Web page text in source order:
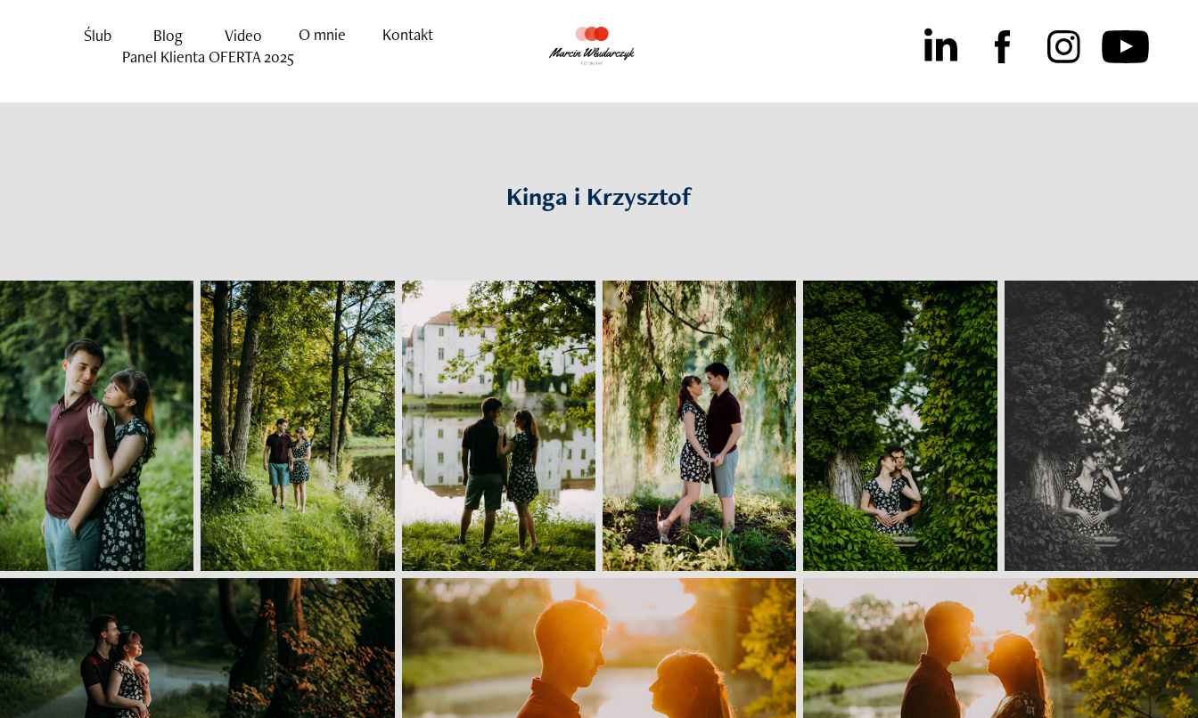
Ślub Blog Video O mnie
Kontakt
Panel Klienta OFERTA 2025
Kinga i Krzysztof